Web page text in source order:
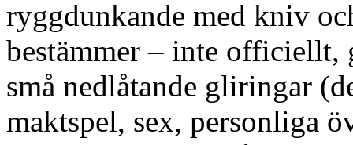
ryggdunkande med kniv
bestämmer – inte officiellt,
små nedlåtande gliringar
maktspel, sex, personliga